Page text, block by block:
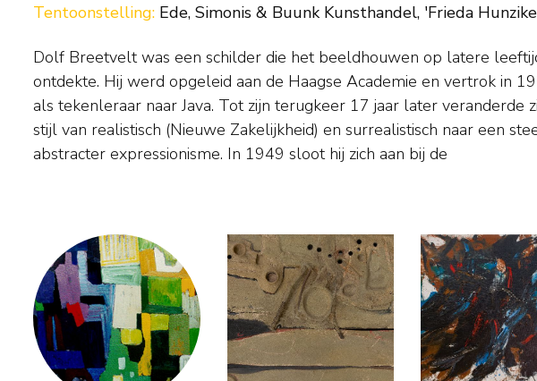
Tentoonstelling: Ede, Simonis & Buunk Kunsthandel, 'Frieda
Dolf Breetvelt was een schilder die het beeldhouwen op latere
ontdekte. Hij werd opgeleid aan de Haagse Academie en vertrok in
als tekenleraar naar Java. Tot zijn terugkeer 17 jaar later veranderde
stijl van realistisch (Nieuwe Zakelijkheid) en surrealistisch naar een
abstracter expressionisme. In 1949 sloot hij zich aan bij de
kunstenaarsgroep Vrij Beelden, waartoe onder meer Willy Boers,
Brands en Piet Ouborg behoorden. In 1951 begon Breetvelt met
maken van sculpturen. Eerst van hout en sterk geïnspireerd door
beeldhouwkunst van natuurvolken, daarna ook van andere materialen